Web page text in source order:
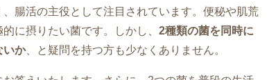
腸活の主役として注目されています。便秘や肌荒
に摂りたい菌です。しかし、 2種類の菌を同時に
いか、と疑問を持つ方も少なくありません。